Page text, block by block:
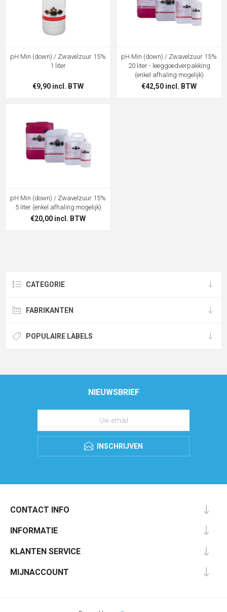
pH Min (down) / Zwavelzuur 15%
1 liter
€9,90 incl. BTW
pH Min (down) / Zwavelzuur 15%
20 liter - leeggoedverpakking
(enkel afhaling mogelijk)
€42,50 incl. BTW
pH Min (down) / Zwavelzuur 15%
5 liter (enkel afhaling mogelijk)
€20,00 incl. BTW
CATEGORIE
FABRIKANTEN
POPULAIRE LABELS
NIEUWSBRIEF
INSCHRIJVEN
CONTACT INFO
INFORMATIE
KLANTEN SERVICE
MIJNACCOUNT